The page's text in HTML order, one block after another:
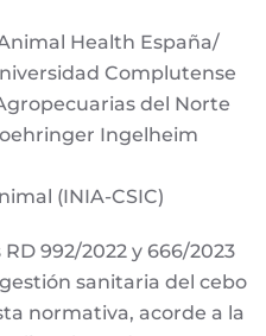
Health España/
Complutense
del Norte
Ingelheim
(INIA-CSIC)
992/2022 y 666/2023
sanitaria del cebo
normativa, acorde a la